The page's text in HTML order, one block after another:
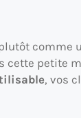
comme
petite
, vos